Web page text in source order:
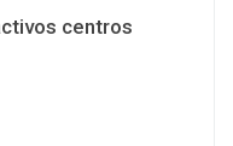
centros